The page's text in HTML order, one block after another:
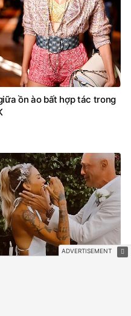
ồn ào bất hợp tác trong